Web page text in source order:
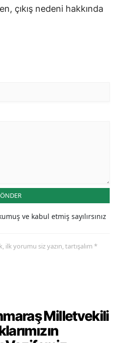
çıkış nedeni hakkında
ve kabul etmiş sayılırsınız
yorumu siz yazın, tartışalım *
Milletvekili